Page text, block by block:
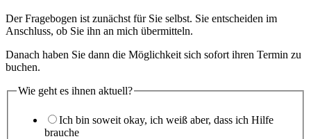
Der Fragebogen ist zunächst für Sie selbst. Sie entscheiden im
Anschluss, ob Sie ihn an mich übermitteln.
Danach haben Sie dann die Möglichkeit sich sofort ihren Termin zu
buchen.
Wie geht es ihnen aktuell?
Ich bin soweit okay, ich weiß aber, dass ich Hilfe
brauche